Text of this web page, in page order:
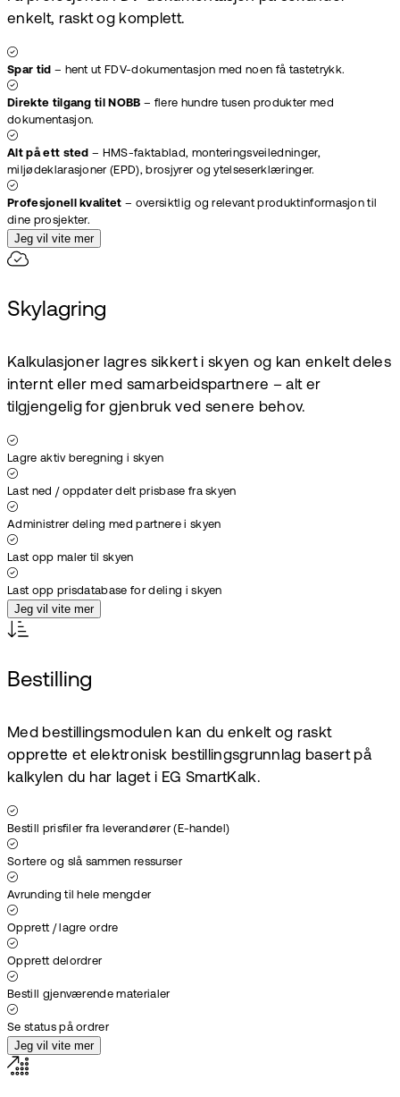
enkelt, raskt og komplett.
Spar tid – hent ut FDV-dokumentasjon med noen få tastetrykk.
Direkte tilgang til NOBB – flere hundre tusen produkter med
dokumentasjon.
Alt på ett sted – HMS-faktablad, monteringsveiledninger,
miljødeklarasjoner (EPD), brosjyrer og ytelseserklæringer.
Profesjonell kvalitet – oversiktlig og relevant produktinformasjon til
dine prosjekter.
Jeg vil vite mer
Skylagring
Kalkulasjoner lagres sikkert i skyen og kan enkelt deles
internt eller med samarbeidspartnere – alt er
tilgjengelig for gjenbruk ved senere behov.
Lagre aktiv beregning i skyen
Last ned / oppdater delt prisbase fra skyen
Administrer deling med partnere i skyen
Last opp maler til skyen
Last opp prisdatabase for deling i skyen
Jeg vil vite mer
Bestilling
Med bestillingsmodulen kan du enkelt og raskt
opprette et elektronisk bestillingsgrunnlag basert på
kalkylen du har laget i EG SmartKalk.
Bestill prisfiler fra leverandører (E-handel)
Sortere og slå sammen ressurser
Avrunding til hele mengder
Opprett / lagre ordre
Opprett delordrer
Bestill gjenværende materialer
Se status på ordrer
Jeg vil vite mer